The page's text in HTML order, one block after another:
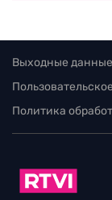
Выходные
Политика